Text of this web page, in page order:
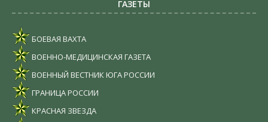
ГАЗЕТЫ
БОЕВАЯ ВАХТА
ВОЕННО-МЕДИЦИНСКАЯ ГАЗЕТА
ВОЕННЫЙ ВЕСТНИК ЮГА РОССИИ
ГРАНИЦА РОССИИ
КРАСНАЯ ЗВЕЗДА